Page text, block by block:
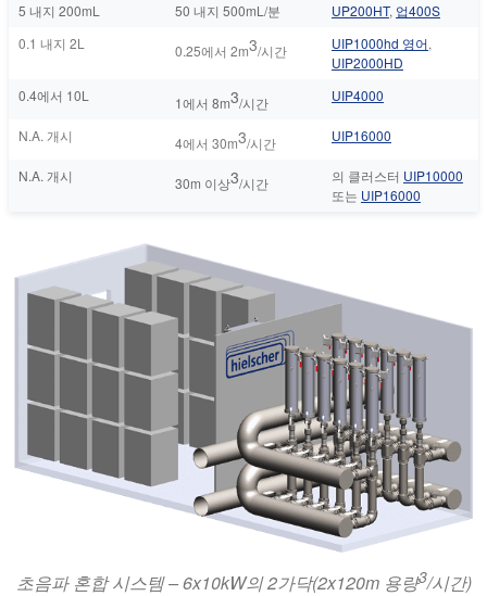
5 내지 200mL 50 내지 500mL/분 UP200HT, 업400S
0.1 내지 2L
0.25에서 2m3/시간 UIP1000hd 영어,
UIP2000HD
0.4에서 10L
1에서 8m3/시간 UIP4000
N.A. 개시 4에서 30m3/시간 UIP16000
N.A. 개시 30m 이상3/시간 의 클러스터 UIP10000
또는 UIP16000
초음파 혼합 시스템 – 6x10kW의 2가닥(2x120m 용량3/시간)